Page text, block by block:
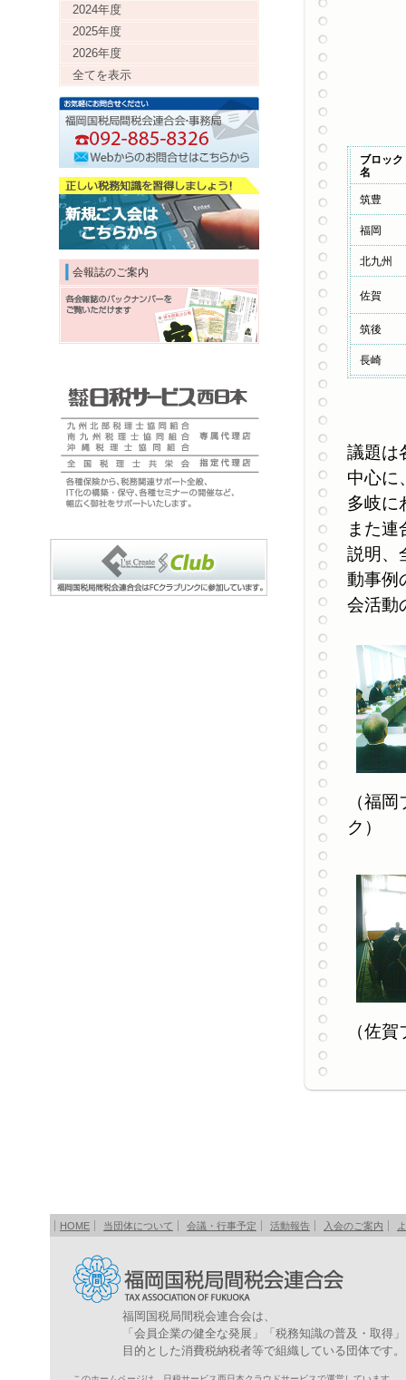
ブロック
名
筑豊
福岡
北九州
佐賀
筑後
長崎
議題は
中心に
多岐に
また
説明、
動事例
会活動
（
ク）
（
2024年度
2025年度
2026年度
全てを表示
会報誌のご案内
HOME 当団体について 会議・行事予定 活動報告 入会のご案内
福岡国税局間税会連合会は、
「会員企業の健全な発展」「税務知識の普及・取得
目的とした消費税納税者等で組織している団体です。